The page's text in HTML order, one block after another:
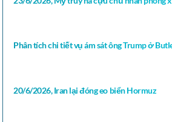
Phân tích chi tiết vụ ám sát ông Trump ở
20/6/2026, Iran lại đóng eo biển Hormuz